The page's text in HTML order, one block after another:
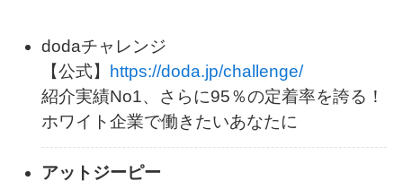
dodaチャレンジ
【公式】
https://doda.jp/challenge/
紹介実績No1、さらに95％の定着率を誇る！
ホワイト企業で働きたいあなたに
アットジーピー